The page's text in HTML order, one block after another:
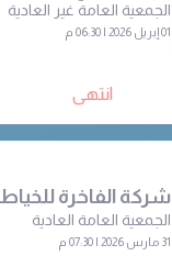
الجمعية العامة غير العادية
01 إبريل 2026 | 06:30 م
انتهى
شركة الفاخرة
الجمعية العامة العادية
31 مارس 2026 | 07:30 م